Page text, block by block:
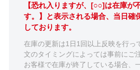
【恐れ入りますが、[○○]は在庫が
す。】と表示される場合、当日確
しております。
在庫の更新は1日1回以上反映を行っ
文のタイミングによっては事前にご
お客様で在庫が終了している場合、